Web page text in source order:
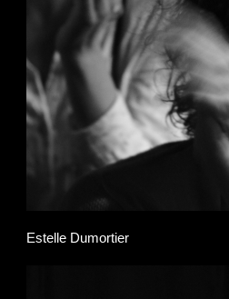
Estelle Dumortier